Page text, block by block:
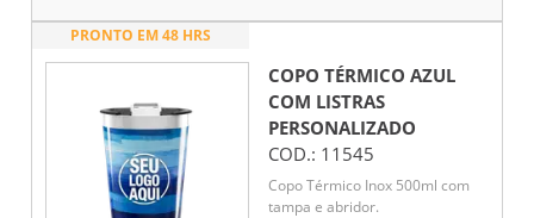
PRONTO EM 48 HRS
COPO TÉRMICO AZUL
COM LISTRAS
PERSONALIZADO
COD.: 11545
Copo Térmico Inox 500ml com
tampa e abridor.